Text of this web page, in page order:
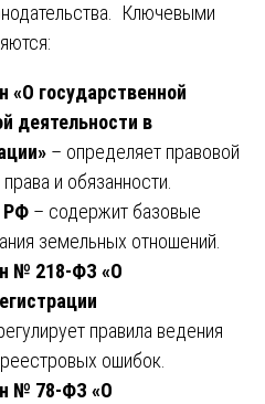
Ключевыми
«О государственной
деятельности в
– определяет правовой
и обязанности.
РФ – содержит базовые
земельных отношений.
№ 218-ФЗ «О
правила ведения
ошибок.
№ 78-ФЗ «О